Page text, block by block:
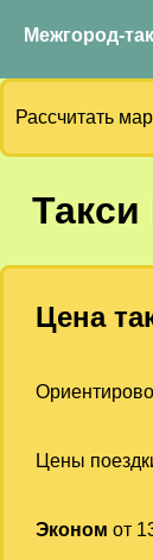
Межгород-
Рассчитать
Такси
Цена
Цены
Эконом от